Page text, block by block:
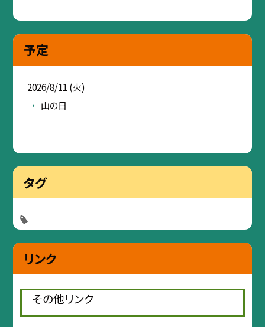
予定
2026/8/11 (火)
山の日
タグ
リンク
その他リンク